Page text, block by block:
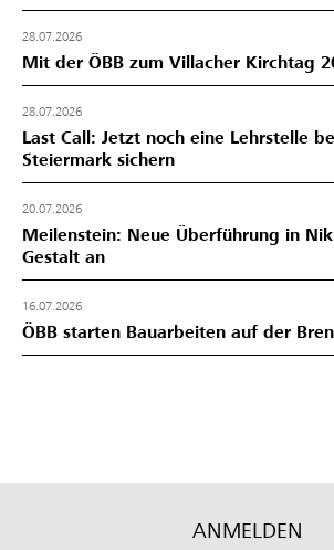
28.07.2026
Mit der ÖBB zum Villacher Kirchtag
28.07.2026
Last Call: Jetzt noch eine Lehrstelle
Steiermark sichern
20.07.2026
Meilenstein: Neue Überführung in
Gestalt an
16.07.2026
ÖBB starten Bauarbeiten auf der
ANMELDEN